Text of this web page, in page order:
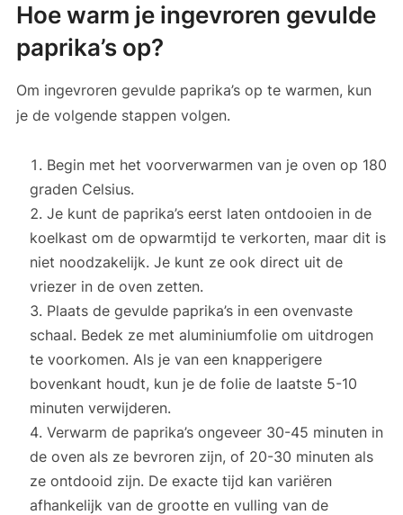
Hoe warm je ingevroren gevulde
paprika’s op?
Om ingevroren gevulde paprika’s op te warmen, kun
je de volgende stappen volgen.
Begin met het voorverwarmen van je oven op 180
graden Celsius.
Je kunt de paprika’s eerst laten ontdooien in de
koelkast om de opwarmtijd te verkorten, maar dit is
niet noodzakelijk. Je kunt ze ook direct uit de
vriezer in de oven zetten.
Plaats de gevulde paprika’s in een ovenvaste
schaal. Bedek ze met aluminiumfolie om uitdrogen
te voorkomen. Als je van een knapperigere
bovenkant houdt, kun je de folie de laatste 5-10
minuten verwijderen.
Verwarm de paprika’s ongeveer 30-45 minuten in
de oven als ze bevroren zijn, of 20-30 minuten als
ze ontdooid zijn. De exacte tijd kan variëren
afhankelijk van de grootte en vulling van de